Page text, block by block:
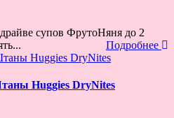
супов ФрутоНяня до 2
Подробнее
Huggies DryNites